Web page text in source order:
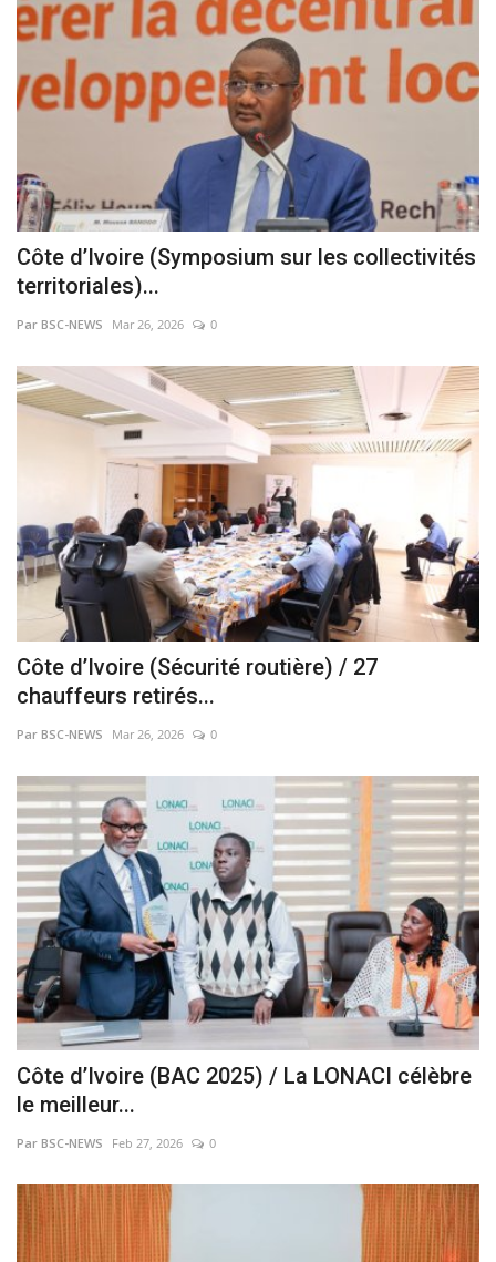
Côte d’Ivoire (Symposium sur les collectivités
territoriales)...
Par BSC-NEWS Mar 26, 2026 0
Côte d’Ivoire (Sécurité routière) / 27
chauffeurs retirés...
Par BSC-NEWS Mar 26, 2026 0
Côte d’Ivoire (BAC 2025) / La LONACI célèbre
le meilleur...
Par BSC-NEWS Feb 27, 2026 0